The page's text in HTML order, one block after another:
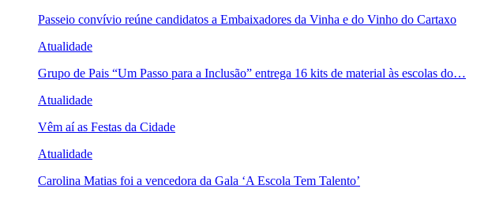
Passeio convívio reúne candidatos a Embaixadores da Vinha e do Vinho do Cartaxo
Atualidade
Grupo de Pais “Um Passo para a Inclusão” entrega 16 kits de material às escolas do…
Atualidade
Vêm aí as Festas da Cidade
Atualidade
Carolina Matias foi a vencedora da Gala ‘A Escola Tem Talento’